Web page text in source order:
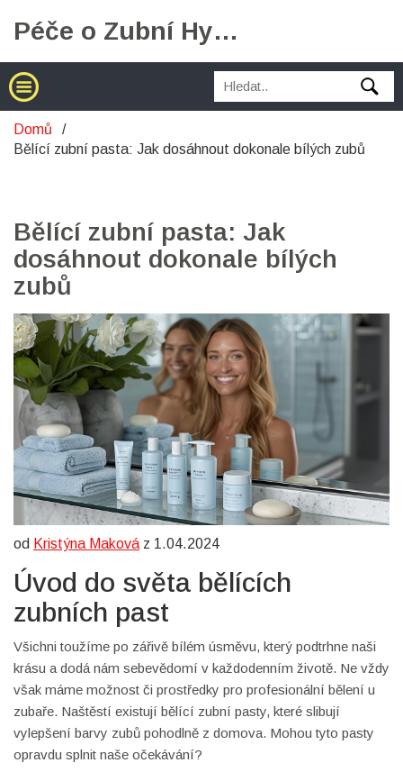
Péče o Zubní Hygienu
Domů
Bělící zubní pasta: Jak dosáhnout dokonale bílých zubů
Bělící zubní pasta: Jak
dosáhnout dokonale bílých
zubů
od Kristýna Maková z 1.04.2024
Úvod do světa bělících
zubních past
Všichni toužíme po zářivě bílém úsměvu, který podtrhne naši
krásu a dodá nám sebevědomí v každodenním životě. Ne vždy
však máme možnost či prostředky pro profesionální bělení u
zubaře. Naštěstí existují bělící zubní pasty, které slibují
vylepšení barvy zubů pohodlně z domova. Mohou tyto pasty
opravdu splnit naše očekávání?